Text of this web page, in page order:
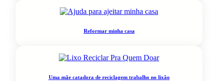
Reformar minha casa
Uma mãe catadora de reciclagem trabalho no lixão